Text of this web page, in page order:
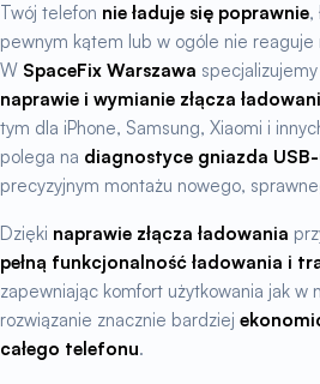
Twój telefon nie ładuje się poprawnie,
pewnym kątem lub w ogóle nie reaguje
W SpaceFix Warszawa
naprawie i wymianie złącza
tym dla iPhone, Samsung, Xiaomi i
polega na diagnostyce gniazda
precyzyjnym montażu nowego,
Dzięki naprawie złącza ładowania
pełną funkcjonalność ładowania i
zapewniając komfort użytkowania jak w
rozwiązanie znacznie bardziej
całego telefonu.